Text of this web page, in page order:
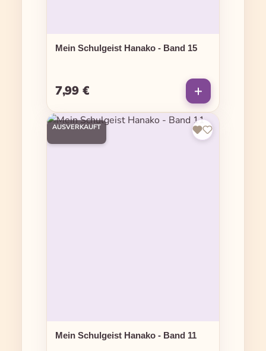
Mein Schulgeist Hanako - Band 15
Regulärer Preis:
7,99 €
AUSVERKAUFT
Mein Schulgeist Hanako - Band 11